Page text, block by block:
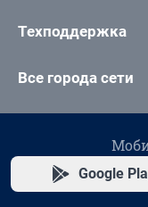
Техподдержка
Все города сети
Google